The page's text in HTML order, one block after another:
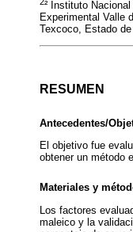
² Instituto
Experimental Valle
Texcoco, Estado
RESUMEN
Antecedentes/
El objetivo fue
obtener un método
Materiales y
Los factores
maleico y la